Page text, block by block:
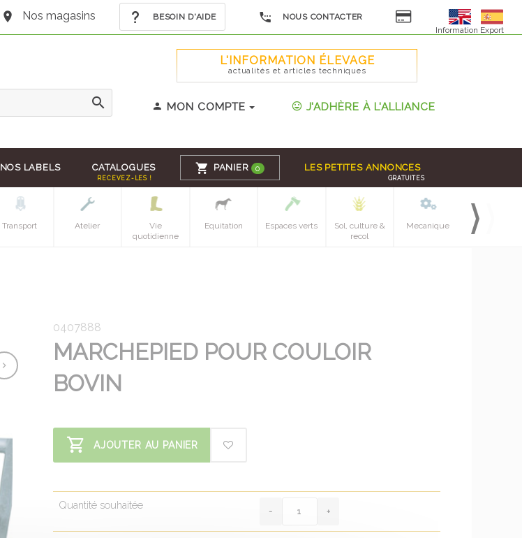
Nos magasins BESOIN D'AIDE
NOUS CONTACTER
Information Export
L'INFORMATION ÉLEVAGE
actualités et articles techniques
MON COMPTE J'ADHÈRE À L'ALLIANCE
NOS LABELS CATALOGUES
RECEVEZ-LES !
PANIER 0 LES PETITES ANNONCES
GRATUITES
Transport Atelier
Vie
quotidienne
Equitation Espaces verts
Sol, culture &
recol
Mecanique
0407888
MARCHEPIED POUR COULOIR
BOVIN
AJOUTER AU PANIER
Quantité souhaitée